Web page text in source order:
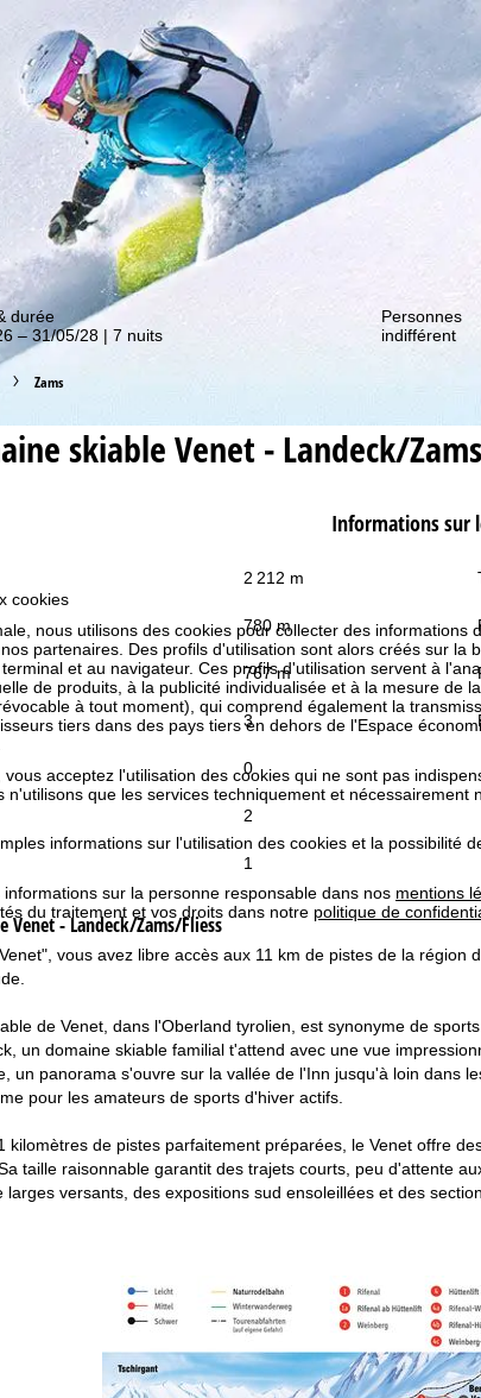
cookies
nous utilisons des cookies pour collecter des informations
partenaires. Des profils d'utilisation sont alors créés sur la
et au navigateur. Ces profils d'utilisation servent à
de produits, à la publicité individualisée et à la mesure de
à tout moment), qui comprend également la
tiers dans des pays tiers en dehors de l'Espace
vous acceptez l'utilisation des cookies qui ne sont pas
n'utilisons que les services techniquement et nécessairement
informations sur l'utilisation des cookies et la possibilité
sur la personne responsable dans nos mentions
du traitement et vos droits dans notre politique de
nos promos !
durée
– 31/05/28 | 7 nuits
Personnes
indifférent
Zams
skiableVenet - Landeck/
Informations sur
2 212 m
780 m
767 m
3
0
2
1
Venet - Landeck/Zams/Fliess
vous avez libre accès aux 11 km de pistes de la
de Venet, dans l'Oberland tyrolien, est synonyme de
un domaine skiable familial t'attend avec une vue
un panorama s'ouvre sur la vallée de l'Inn jusqu'à loin dans
pour les amateurs de sports d'hiver actifs.
kilomètres de pistes parfaitement préparées, le Venet offre
taille raisonnable garantit des trajets courts, peu d'attente
larges versants, des expositions sud ensoleillées et des